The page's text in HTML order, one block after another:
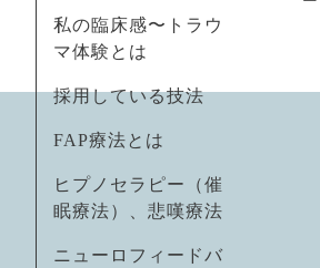
私の臨床感〜トラウ
マ体験とは
採用している技法
FAP療法とは
ヒプノセラピー（催
眠療法）、悲嘆療法
ニューロフィードバ